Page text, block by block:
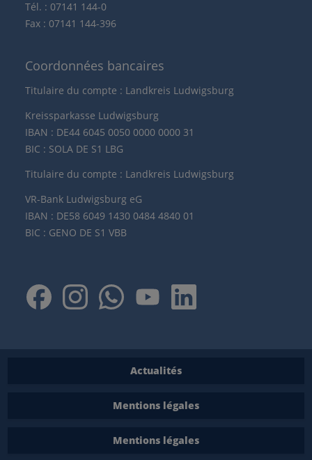
Tél. : 07141 144-0
Fax : 07141 144-396
Coordonnées bancaires
Titulaire du compte : Landkreis Ludwigsburg
Kreissparkasse Ludwigsburg
IBAN : DE44 6045 0050 0000 0000 31
BIC : SOLA DE S1 LBG
Titulaire du compte : Landkreis Ludwigsburg
VR-Bank Ludwigsburg eG
IBAN : DE58 6049 1430 0484 4840 01
BIC : GENO DE S1 VBB
Actualités
Mentions légales
Mentions légales